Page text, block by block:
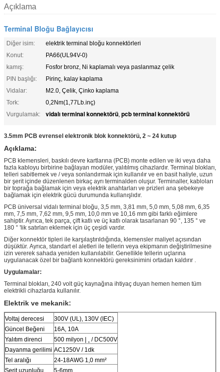
Açıklama
Terminal Bloğu Bağlayıcısı
Diğer isim:
elektrik terminal bloğu konnektörleri
Konut:
PA66(UL94V-0)
kamış:
Fosfor bronz, Ni kaplamalı veya paslanmaz çelik
PIN başlığı:
Pirinç, kalay kaplama
Vidalar:
M2.0, Çelik, Çinko kaplama
Tork:
0,2Nm(1,77Lb.inç)
Vurgulamak:
vidalı terminal konnektörü, pcb terminal konnektörü
3.5mm PCB evrensel elektronik blok konnektörü, 2 ~ 24 kutup
Açıklama:
PCB klemensleri, baskılı devre kartlarına (PCB) monte edilen ve iki veya daha
fazla kabloyu birbirine bağlayan modüler, yalıtılmış cihazlardır. Terminal blokları,
telleri sabitlemek ve / veya sonlandırmak için kullanılır ve en basit haliyle, uzun
bir şerit içinde düzenlenen birkaç ayrı terminalden oluşur. Terminaller, kabloları
bir toprağa bağlamak için veya elektrik anahtarları ve prizleri ana şebekeye
bağlamak için elektrik gücü durumunda kullanışlıdır.
PCB üniversal vidalı terminal bloğu, 3,5 mm, 3,81 mm, 5,0 mm, 5,08 mm, 6,35
mm, 7,5 mm, 7,62 mm, 9,5 mm, 10,0 mm ve 10,16 mm gibi farklı eğimlere
sahiptir. Ayrıca, tek parça, çift katlı ve üç katlı olarak tasarlanan 90 °, 135 ° ve
180 ° 'lik satırları eklemek için üç çeşidi vardır.
Diğer konnektör tipleri ile karşılaştırıldığında, klemensler maliyet açısından
düşüktür. Ayrıca, standart el aletleri ile tellerin veya ekipmanın değiştirilmesine
izin vererek sahada yeniden kullanılabilir. Genellikle tellerin uçlarına
uygulanacak özel bir bağlantı konnektörü gereksinimini ortadan kaldırır .
Uygulamalar:
Terminal blokları, 240 volt güç kaynağına ihtiyaç duyan hemen hemen tüm
elektrikli cihazlarda kullanılır.
Elektrik ve mekanik:
Voltaj derecesi
300V (UL), 130V (IEC)
Güncel Beğeni
16A, 10A
Yalıtım direnci
500 milyon | ¸ / DC500V
Dayanma gerilimi AC1250V / 1dk
Tel aralığı
24-18AWG 1,0 mm²
Şerit uzunluğu
5-6mm